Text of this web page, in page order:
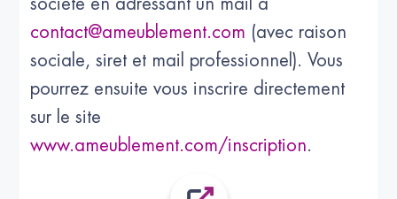
société en adressant un mail à
contact@ameublement.com (avec raison
sociale, siret et mail professionnel). Vous
pourrez ensuite vous inscrire directement
sur le site
www.ameublement.com/inscription.